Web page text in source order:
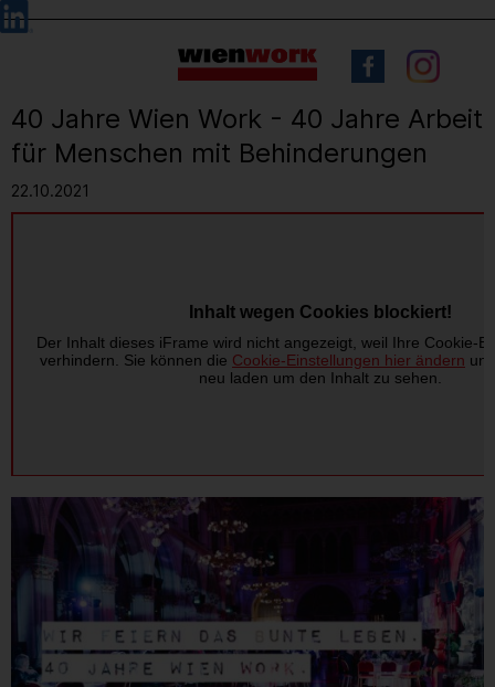
Barrierefreie
Bedienung
Sprachauswahl
40 Jahre Wien Work - 40 Jahre Arbeit
für Menschen mit Behinderungen
22.10.2021